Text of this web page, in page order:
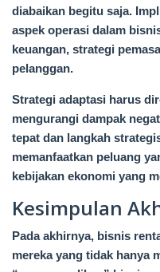
diabaikan begitu saja.
aspek operasi dalam
keuangan, strategi
pelanggan.
Strategi adaptasi harus
mengurangi dampak
tepat dan langkah
memanfaatkan peluang
kebijakan ekonomi yang
Kesimpulan
Pada akhirnya, bisnis
mereka yang tidak hanya